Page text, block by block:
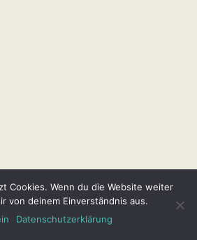
Cookies. Wenn du die Website weiter
von deinem Einverständnis aus.
Datenschutzerklärung